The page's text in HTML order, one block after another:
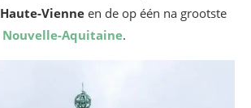
Haute-Vienne en de op één na grootste
Nouvelle-Aquitaine.